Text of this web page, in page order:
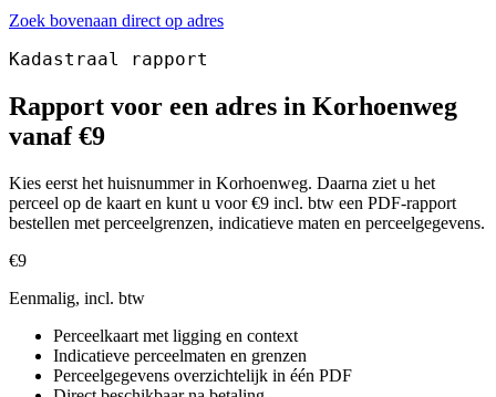
Zoek bovenaan direct op adres
Kadastraal rapport
Rapport voor een adres in Korhoenweg
vanaf €9
Kies eerst het huisnummer in Korhoenweg. Daarna ziet u het
perceel op de kaart en kunt u voor €9 incl. btw een PDF-rapport
bestellen met perceelgrenzen, indicatieve maten en perceelgegevens.
€9
Eenmalig, incl. btw
Perceelkaart met ligging en context
Indicatieve perceelmaten en grenzen
Perceelgegevens overzichtelijk in één PDF